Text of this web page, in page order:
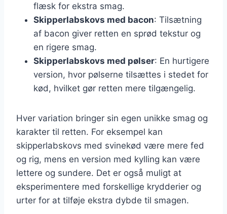
flæsk for ekstra smag.
Skipperlabskovs med bacon: Tilsætning
af bacon giver retten en sprød tekstur og
en rigere smag.
Skipperlabskovs med pølser: En hurtigere
version, hvor pølserne tilsættes i stedet for
kød, hvilket gør retten mere tilgængelig.
Hver variation bringer sin egen unikke smag og
karakter til retten. For eksempel kan
skipperlabskovs med svinekød være mere fed
og rig, mens en version med kylling kan være
lettere og sundere. Det er også muligt at
eksperimentere med forskellige krydderier og
urter for at tilføje ekstra dybde til smagen.